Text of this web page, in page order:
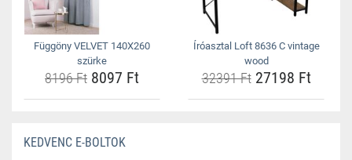
Függöny VELVET 140X260
szürke
8196 Ft 8097 Ft
Íróasztal Loft 8636 C vintage
wood
32391 Ft27198 Ft
KEDVENC E-BOLTOK